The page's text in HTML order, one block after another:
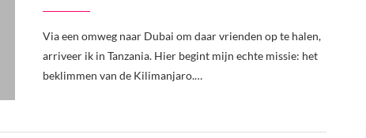
Via een omweg naar Dubai om daar vrienden op te halen,
arriveer ik in Tanzania. Hier begint mijn echte missie: het
beklimmen van de Kilimanjaro.…